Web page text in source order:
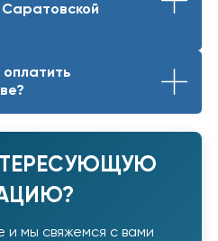
оплатить
и мы свяжемся с вами